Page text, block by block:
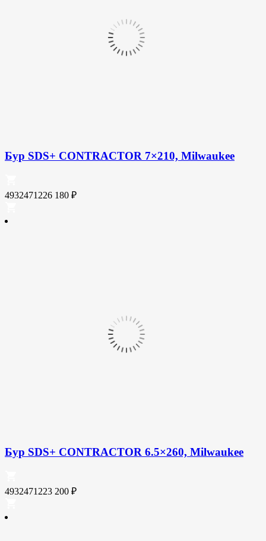
Бур SDS+ CONTRACTOR 7×210, Milwaukee
4932471226 180 ₽
Бур SDS+ CONTRACTOR 6.5×260, Milwaukee
4932471223 200 ₽